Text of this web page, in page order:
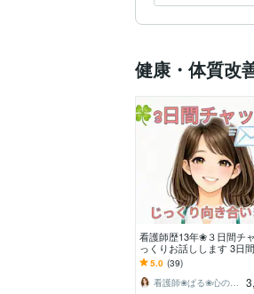
健康・体質改
看護師歴13年❀３日間チ
っくりお話しします 3日
に寄り添います❀長文OK❀
相談❀雑談❀
5.0 (39)
看護師❀ぱる❀心のケアステーション